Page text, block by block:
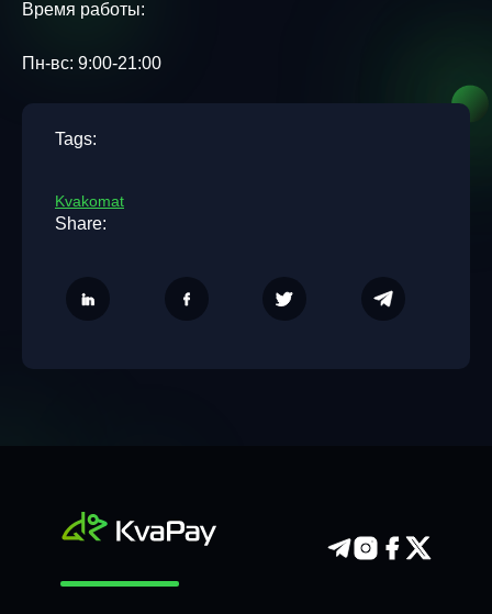
Время работы:
Пн-вс: 9:00-21:00
Tags:
Kvakomat
Share: